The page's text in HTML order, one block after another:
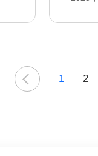
1 2